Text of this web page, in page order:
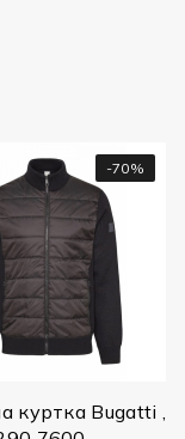
-70%
куртка Bugatti ,